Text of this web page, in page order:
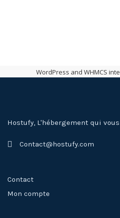
WordPress and WHMCS
Hostufy, L'hébergement qui
Contact@hostufy.com
Contact
Mon compte